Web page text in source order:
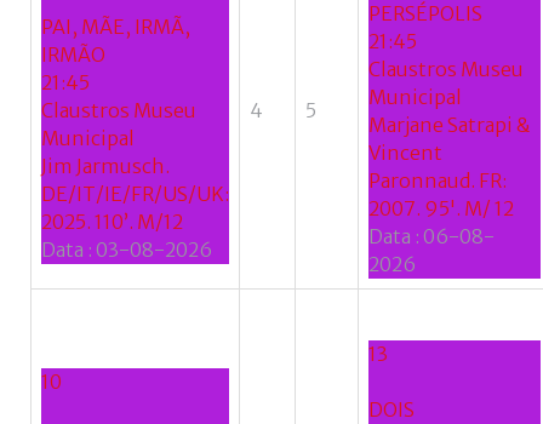
PAI, MÃE, IRMÃ,
IRMÃO
21:45
Claustros Museu
Municipal
Jim Jarmusch.
DE/IT/IE/FR/US/UK:
2025. 110’. M/12
Data : 03-08-2026
4 5
PERSÉPOLIS
21:45
Claustros Museu
Municipal
Marjane Satrapi &
Vincent
Paronnaud. FR:
2007. 95'. M/ 12
Data : 06-08-
2026
10
13
DOIS